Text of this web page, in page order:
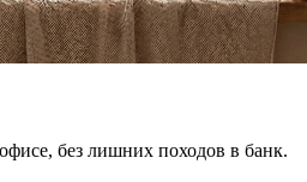
без лишних походов в банк.